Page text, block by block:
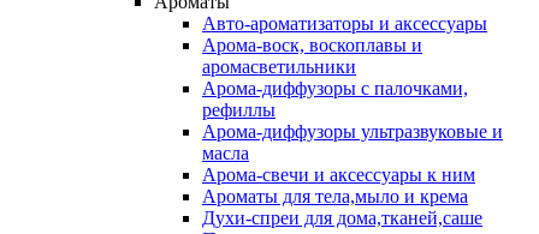
Авто-ароматизаторы и аксессуары
Арома-воск, воскоплавы и
аромасветильники
Арома-диффузоры с палочками,
рефиллы
Арома-диффузоры ультразвуковые и
масла
Арома-свечи и аксессуары к ним
Ароматы для тела,мыло и крема
Духи-спреи для дома,тканей,саше